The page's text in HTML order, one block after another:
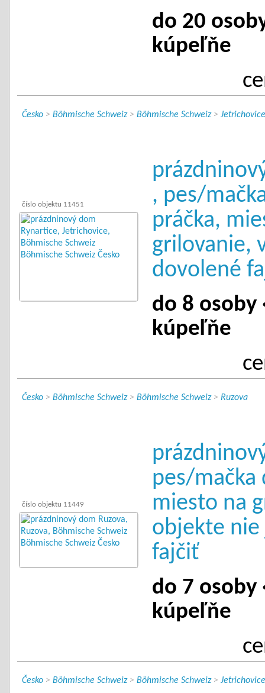
do 20
kúpeľňe
Česko > Böhmische Schweiz> Böhmische Schweiz> Jetrichovice
číslo objektu 11451
, pes/
práčka,
grilovanie,
dovolené
do 8 osoby
kúpeľňe
Česko > Böhmische Schweiz> Böhmische Schweiz> Ruzova
číslo objektu 11449
pes/mačka
miesto na
objekte
fajčiť
do 7 osoby
kúpeľňe
Česko > Böhmische Schweiz> Böhmische Schweiz> Jetrichovice